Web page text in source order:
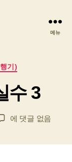
메뉴
기)
수 3
익
에 댓글 없음